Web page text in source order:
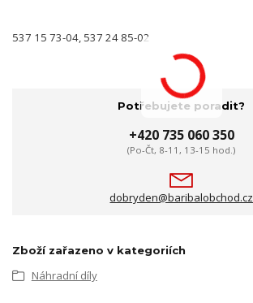
537 15 73-04, 537 24 85-02
Potřebujete poradit?
+420 735 060 350
(Po-Čt, 8-11, 13-15 hod.)
dobryden@baribalobchod.cz
Zboží zařazeno v kategoriích
Náhradní díly